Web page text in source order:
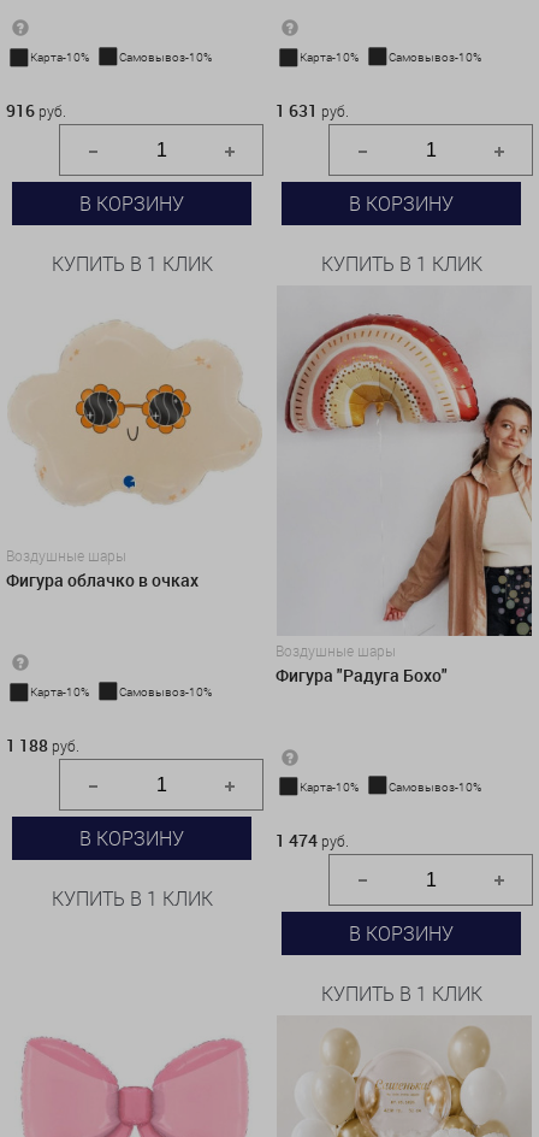
Карта-10% Самовывоз-10%
916 руб.
В КОРЗИНУ
КУПИТЬ В 1 КЛИК
Карта-10% Самовывоз-10%
1 631 руб.
В КОРЗИНУ
КУПИТЬ В 1 КЛИК
Воздушные шары
Фигура облачко в очках
Карта-10% Самовывоз-10%
1 188 руб.
В КОРЗИНУ
КУПИТЬ В 1 КЛИК
Воздушные шары
Фигура "Радуга Бохо"
Карта-10% Самовывоз-10%
1 474 руб.
В КОРЗИНУ
КУПИТЬ В 1 КЛИК